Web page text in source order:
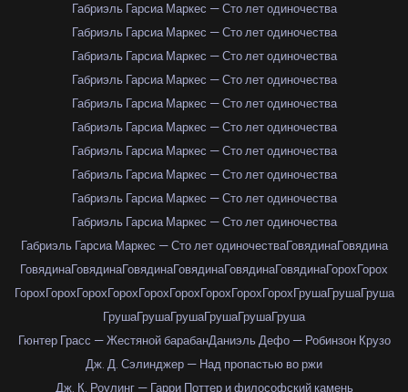
Габриэль Гарсиа Маркес — Сто лет одиночества
Габриэль Гарсиа Маркес — Сто лет одиночества
Габриэль Гарсиа Маркес — Сто лет одиночества
Габриэль Гарсиа Маркес — Сто лет одиночества
Габриэль Гарсиа Маркес — Сто лет одиночества
Габриэль Гарсиа Маркес — Сто лет одиночества
Габриэль Гарсиа Маркес — Сто лет одиночества
Габриэль Гарсиа Маркес — Сто лет одиночества
Габриэль Гарсиа Маркес — Сто лет одиночества
Габриэль Гарсиа Маркес — Сто лет одиночества
Габриэль Гарсиа Маркес — Сто лет одиночестваГовядинаГовядина
ГовядинаГовядинаГовядинаГовядинаГовядинаГовядинаГорохГорох
ГорохГорохГорохГорохГорохГорохГорохГорохГорохГрушаГрушаГруша
ГрушаГрушаГрушаГрушаГрушаГруша
Гюнтер Грасс — Жестяной барабанДаниэль Дефо — Робинзон Крузо
Дж. Д. Сэлинджер — Над пропастью во ржи
Дж. К. Роулинг — Гарри Поттер и философский камень